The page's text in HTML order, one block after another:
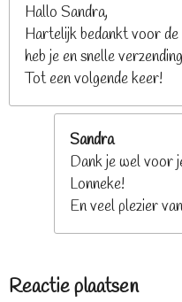
Hallo Sandra,
Hartelijk bedankt voor de
heb je en snelle
Tot een volgende keer!
Sandra
Dank je wel voor
Lonneke!
En veel plezier
Reactie plaatsen